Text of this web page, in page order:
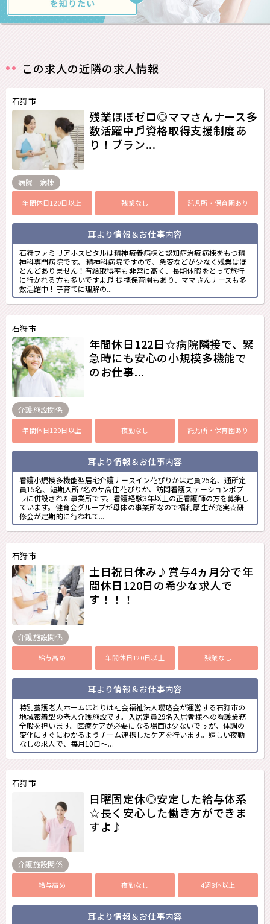
この求人の近隣の求人情報
石狩市
残業ほぼゼロ◎ママさんナース多
数活躍中♬資格取得支援制度あ
り！ブラン...
病院 - 病棟
年間休日120日以上 残業なし 託児所・保育園あり
耳より情報＆お仕事内容
石狩ファミリアホスピタルは精神療養病棟と認知症治療病棟をもつ精
神科専門病院です。 精神科病院ですので、急変などが少なく残業はほ
とんどありません！有給取得率も非常に高く、長期休暇をとって旅行
に行かれる方も多いですよ♬ 提携保育園もあり、ママさんナースも多
数活躍中！子育てに理解の...
石狩市
年間休日122日☆病院隣接で、緊
急時にも安心の小規模多機能で
のお仕事...
介護施設関係
年間休日120日以上 夜勤なし 託児所・保育園あり
耳より情報＆お仕事内容
看護小規模多機能型居宅介護ナースイン花ぴりかは定員25名、通所定
員15名、短期入所7名のサ高住花ぴりか、訪問看護ステーションポプ
ラに併設された事業所です。看護経験3年以上の正看護師の方を募集し
ています。健育会グループが母体の事業所なので福利厚生が充実☆研
修会が定期的に行われて...
石狩市
土日祝日休み♪賞与4ヵ月分で年
間休日120日の希少な求人で
す！！！
介護施設関係
給与高め 年間休日120日以上 残業なし
耳より情報＆お仕事内容
特別養護老人ホームほとりは社会福祉法人瓔珞会が運営する石狩市の
地域密着型の老人介護施設です。入居定員29名入居者様への看護業務
全般を担います。医療ケアが必要になる場面は少ないですが、体調の
変化にすぐにわかるようチーム連携したケアを行います。嬉しい夜勤
なしの求人で、毎月10日～...
石狩市
日曜固定休◎安定した給与体系
☆長く安心した働き方ができま
すよ♪
介護施設関係
給与高め 夜勤なし 4週8休以上
耳より情報＆お仕事内容